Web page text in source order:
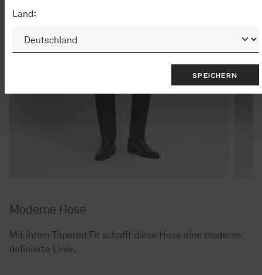
Moderne Hose
Mit ihrem Tapered Fit schafft diese Hose eine moderne,
definierte Linie.
Land:
SPEICHERN